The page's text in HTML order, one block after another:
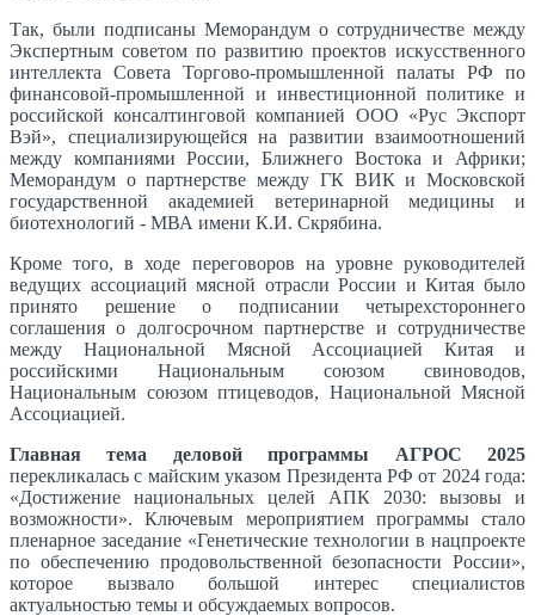
Так, были подписаны Меморандум о сотрудничестве между
Экспертным советом по развитию проектов искусственного
интеллекта Совета Торгово-промышленной палаты РФ по
финансовой-промышленной и инвестиционной политике и
российской консалтинговой компанией ООО «Рус Экспорт
Вэй», специализирующейся на развитии взаимоотношений
между компаниями России, Ближнего Востока и Африки;
Меморандум о партнерстве между ГК ВИК и Московской
государственной академией ветеринарной медицины и
биотехнологий - МВА имени К.И. Скрябина.
Кроме того, в ходе переговоров на уровне руководителей
ведущих ассоциаций мясной отрасли России и Китая было
принято решение о подписании четырехстороннего
соглашения о долгосрочном партнерстве и сотрудничестве
между Национальной Мясной Ассоциацией Китая и
российскими Национальным союзом свиноводов,
Национальным союзом птицеводов, Национальной Мясной
Ассоциацией.
Главная тема деловой программы АГРОС 2025
перекликалась с майским указом Президента РФ от 2024 года:
«Достижение национальных целей АПК 2030: вызовы и
возможности». Ключевым мероприятием программы стало
пленарное заседание «Генетические технологии в нацпроекте
по обеспечению продовольственной безопасности России»,
которое вызвало большой интерес специалистов
актуальностью темы и обсуждаемых вопросов.